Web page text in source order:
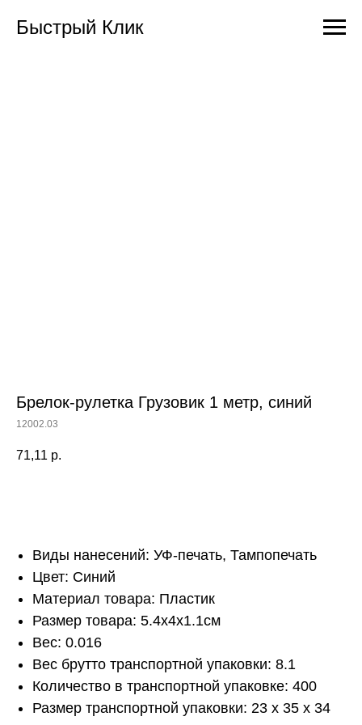
Быстрый Клик
Брелок-рулетка Грузовик 1 метр, синий
12002.03
71,11 р.
Виды нанесений: УФ-печать, Тампопечать
Цвет: Синий
Материал товара: Пластик
Размер товара: 5.4x4x1.1см
Вес: 0.016
Вес брутто транспортной упаковки: 8.1
Количество в транспортной упаковке: 400
Размер транспортной упаковки: 23 x 35 x 34